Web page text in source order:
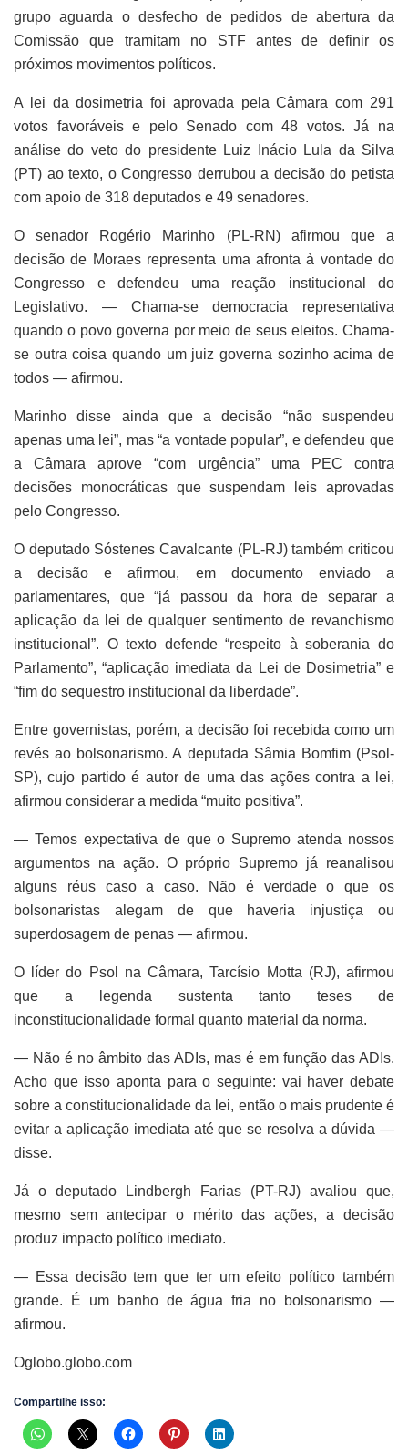
grupo aguarda o desfecho de pedidos de abertura da
Comissão que tramitam no STF antes de definir os
próximos movimentos políticos.
A lei da dosimetria foi aprovada pela Câmara com 291
votos favoráveis e pelo Senado com 48 votos. Já na
análise do veto do presidente Luiz Inácio Lula da Silva
(PT) ao texto, o Congresso derrubou a decisão do petista
com apoio de 318 deputados e 49 senadores.
O senador Rogério Marinho (PL-RN) afirmou que a
decisão de Moraes representa uma afronta à vontade do
Congresso e defendeu uma reação institucional do
Legislativo. — Chama-se democracia representativa
quando o povo governa por meio de seus eleitos. Chama-
se outra coisa quando um juiz governa sozinho acima de
todos — afirmou.
Marinho disse ainda que a decisão “não suspendeu
apenas uma lei”, mas “a vontade popular”, e defendeu que
a Câmara aprove “com urgência” uma PEC contra
decisões monocráticas que suspendam leis aprovadas
pelo Congresso.
O deputado Sóstenes Cavalcante (PL-RJ) também criticou
a decisão e afirmou, em documento enviado a
parlamentares, que “já passou da hora de separar a
aplicação da lei de qualquer sentimento de revanchismo
institucional”. O texto defende “respeito à soberania do
Parlamento”, “aplicação imediata da Lei de Dosimetria” e
“fim do sequestro institucional da liberdade”.
Entre governistas, porém, a decisão foi recebida como um
revés ao bolsonarismo. A deputada Sâmia Bomfim (Psol-
SP), cujo partido é autor de uma das ações contra a lei,
afirmou considerar a medida “muito positiva”.
— Temos expectativa de que o Supremo atenda nossos
argumentos na ação. O próprio Supremo já reanalisou
alguns réus caso a caso. Não é verdade o que os
bolsonaristas alegam de que haveria injustiça ou
superdosagem de penas — afirmou.
O líder do Psol na Câmara, Tarcísio Motta (RJ), afirmou
que a legenda sustenta tanto teses de
inconstitucionalidade formal quanto material da norma.
— Não é no âmbito das ADIs, mas é em função das ADIs.
Acho que isso aponta para o seguinte: vai haver debate
sobre a constitucionalidade da lei, então o mais prudente é
evitar a aplicação imediata até que se resolva a dúvida —
disse.
Já o deputado Lindbergh Farias (PT-RJ) avaliou que,
mesmo sem antecipar o mérito das ações, a decisão
produz impacto político imediato.
— Essa decisão tem que ter um efeito político também
grande. É um banho de água fria no bolsonarismo —
afirmou.
Oglobo.globo.com
Compartilhe isso: